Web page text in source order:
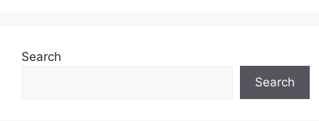
Search
Search